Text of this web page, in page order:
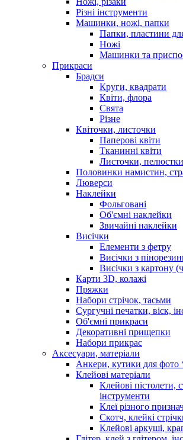
Різні інструменти
Машинки, ножі, папки
Папки, пластини
Ножі
Машинки та
Прикраси
Брадси
Круги, квадрати
Квіти, флора
Свята
Різне
Квіточки, листочки
Паперові квіти
Тканинні квіти
Листочки, пелюстки
Половинки намистин,
Люверси
Наклейки
Фольговані
Об'ємні наклейки
Звичайні наклейки
Висічки
Елементи з фетру
Висічки з
Висічки з картону
Карти 3D, колажі
Пряжки
Набори стрічок, тасьми
Сургучні печатки, віск,
Об'ємні прикраси
Декоративні прищепки
Набори прикрас
Аксесуари, матеріали
Анкери, кутики для фото
Клейові матеріали
Клейові пістолети,
інструменти
Клеї різного
Скотч, клейкі
Клейові аркуші,